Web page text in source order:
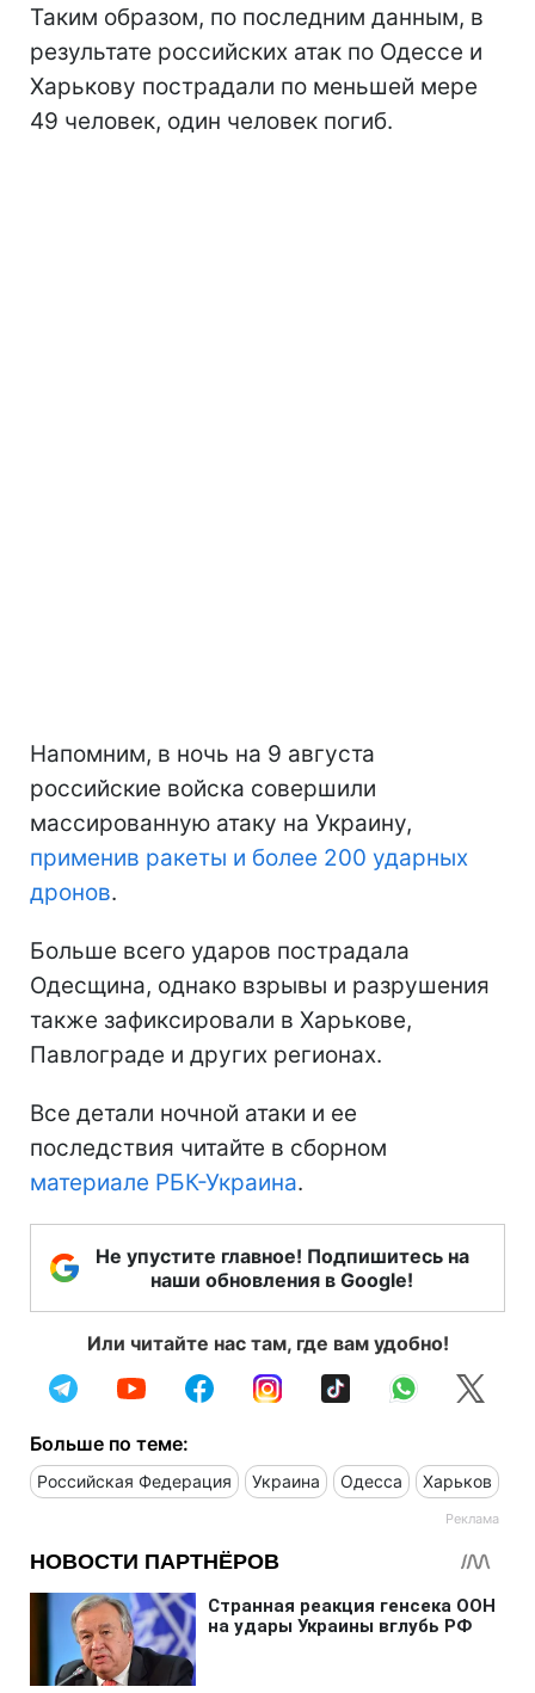
Таким образом, по последним данным, в
результате российских атак по Одессе и
Харькову пострадали по меньшей мере
49 человек, один человек погиб.
Напомним, в ночь на 9 августа
российские войска совершили
массированную атаку на Украину,
применив ракеты и более 200 ударных
дронов.
Больше всего ударов пострадала
Одесщина, однако взрывы и разрушения
также зафиксировали в Харькове,
Павлограде и других регионах.
Все детали ночной атаки и ее
последствия читайте в сборном
материале РБК-Украина.
Не упустите главное! Подпишитесь на
наши обновления в Google!
Или читайте нас там, где вам удобно!
Больше по теме:
Российская Федерация Украина Одесса Харьков